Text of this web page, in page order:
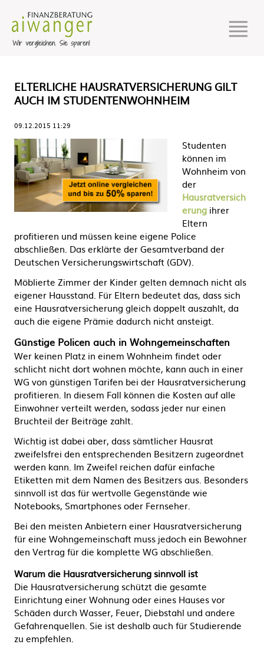
ELTERLICHE HAUSRATVERSICHERUNG GILT
AUCH IM STUDENTENWOHNHEIM
09.12.2015 11:29
Studenten
können im
Wohnheim von
der
Hausratversich
erung ihrer
Eltern
profitieren und müssen keine eigene Police
abschließen. Das erklärte der Gesamtverband der
Deutschen Versicherungswirtschaft (GDV).
Möblierte Zimmer der Kinder gelten demnach nicht als
eigener Hausstand. Für Eltern bedeutet das, dass sich
eine Hausratversicherung gleich doppelt auszahlt, da
auch die eigene Prämie dadurch nicht ansteigt.
Günstige Policen auch in Wohngemeinschaften
Wer keinen Platz in einem Wohnheim findet oder
schlicht nicht dort wohnen möchte, kann auch in einer
WG von günstigen Tarifen bei der Hausratversicherung
profitieren. In diesem Fall können die Kosten auf alle
Einwohner verteilt werden, sodass jeder nur einen
Bruchteil der Beiträge zahlt.
Wichtig ist dabei aber, dass sämtlicher Hausrat
zweifelsfrei den entsprechenden Besitzern zugeordnet
werden kann. Im Zweifel reichen dafür einfache
Etiketten mit dem Namen des Besitzers aus. Besonders
sinnvoll ist das für wertvolle Gegenstände wie
Notebooks, Smartphones oder Fernseher.
Bei den meisten Anbietern einer Hausratversicherung
für eine Wohngemeinschaft muss jedoch ein Bewohner
den Vertrag für die komplette WG abschließen.
Warum die Hausratversicherung sinnvoll ist
Die Hausratversicherung schützt die gesamte
Einrichtung einer Wohnung oder eines Hauses vor
Schäden durch Wasser, Feuer, Diebstahl und andere
Gefahrenquellen. Sie ist deshalb auch für Studierende
zu empfehlen.